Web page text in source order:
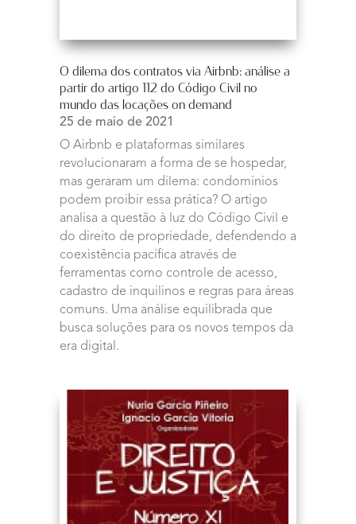
O dilema dos contratos via Airbnb: análise a
partir do artigo 112 do Código Civil no
mundo das locações on demand
25 de maio de 2021
O Airbnb e plataformas similares
revolucionaram a forma de se hospedar,
mas geraram um dilema: condomínios
podem proibir essa prática? O artigo
analisa a questão à luz do Código Civil e
do direito de propriedade, defendendo a
coexistência pacífica através de
ferramentas como controle de acesso,
cadastro de inquilinos e regras para áreas
comuns. Uma análise equilibrada que
busca soluções para os novos tempos da
era digital.